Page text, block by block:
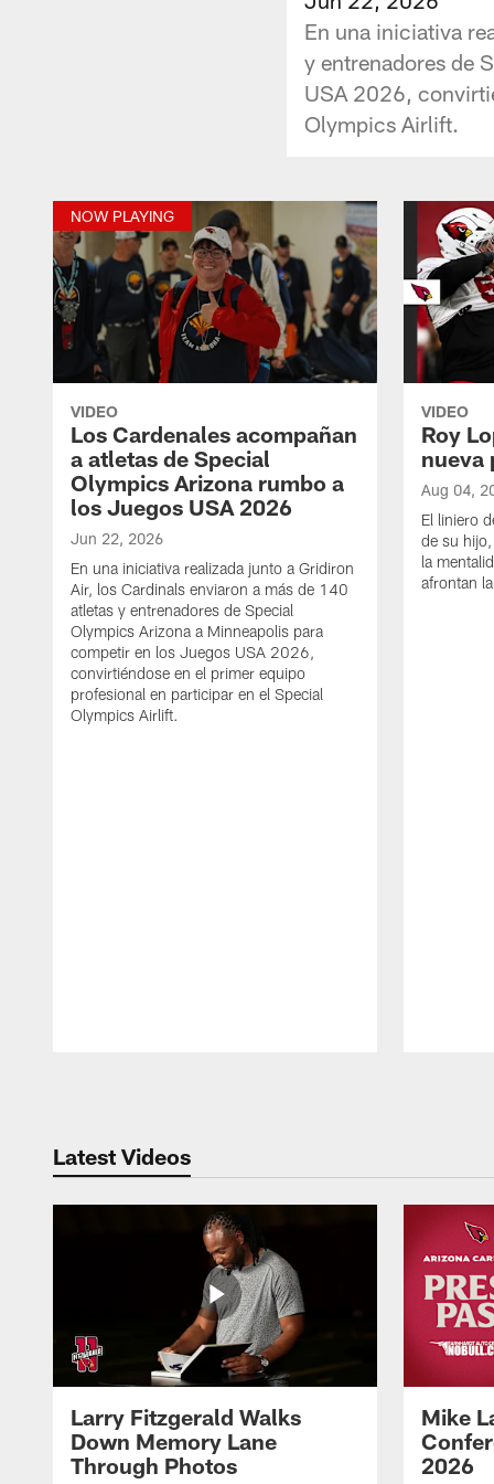
En una iniciativa
y entrenadores de
USA 2026,
Olympics Airlift.
NOW PLAYING
VIDEO
Los Cardenales acompañan
a atletas de Special
Olympics Arizona rumbo a
los Juegos USA 2026
Jun 22, 2026
En una iniciativa realizada junto a Gridiron
Air, los Cardinals enviaron a más de 140
atletas y entrenadores de Special
Olympics Arizona a Minneapolis para
competir en los Juegos USA 2026,
convirtiéndose en el primer equipo
profesional en participar en el Special
Olympics Airlift.
VIDEO
Roy
nueva
Aug 04,
El liniero
de su
la
afrontan
Latest Videos
Larry Fitzgerald Walks
Down Memory Lane
Through Photos
Mike
2026